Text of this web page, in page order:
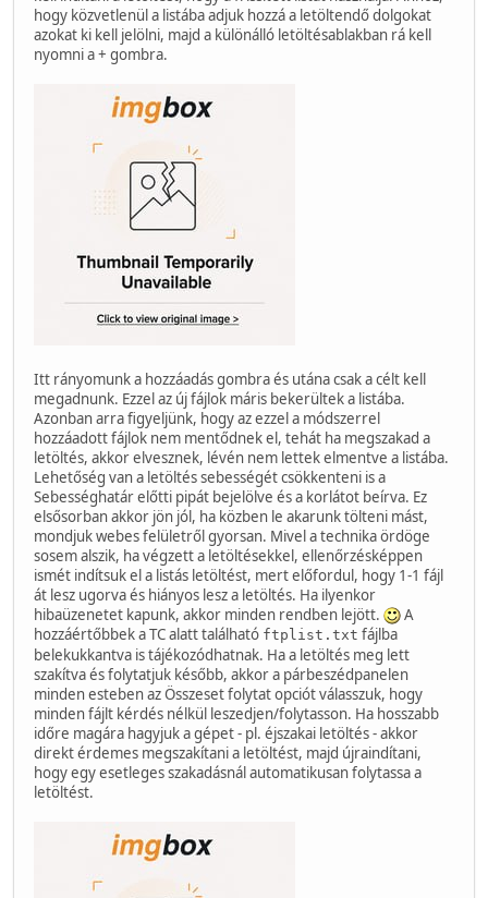
hogy közvetlenül a listába adjuk hozzá a letöltendő dolgokat
azokat ki kell jelölni, majd a különálló letöltésablakban rá kell
nyomni a + gombra.
Itt rányomunk a hozzáadás gombra és utána csak a célt kell
megadnunk. Ezzel az új fájlok máris bekerültek a listába.
Azonban arra figyeljünk, hogy az ezzel a módszerrel
hozzáadott fájlok nem mentődnek el, tehát ha megszakad a
letöltés, akkor elvesznek, lévén nem lettek elmentve a listába.
Lehetőség van a letöltés sebességét csökkenteni is a
Sebességhatár előtti pipát bejelölve és a korlátot beírva. Ez
elsősorban akkor jön jól, ha közben le akarunk tölteni mást,
mondjuk webes felületről gyorsan. Mivel a technika ördöge
sosem alszik, ha végzett a letöltésekkel, ellenőrzésképpen
ismét indítsuk el a listás letöltést, mert előfordul, hogy 1-1 fájl
át lesz ugorva és hiányos lesz a letöltés. Ha ilyenkor
hibaüzenetet kapunk, akkor minden rendben lejött.
A
hozzáértőbbek a TC alatt található ftplist.txt fájlba
belekukkantva is tájékozódhatnak. Ha a letöltés meg lett
szakítva és folytatjuk később, akkor a párbeszédpanelen
minden esteben az Összeset folytat opciót válasszuk, hogy
minden fájlt kérdés nélkül leszedjen/folytasson. Ha hosszabb
időre magára hagyjuk a gépet - pl. éjszakai letöltés - akkor
direkt érdemes megszakítani a letöltést, majd újraindítani,
hogy egy esetleges szakadásnál automatikusan folytassa a
letöltést.